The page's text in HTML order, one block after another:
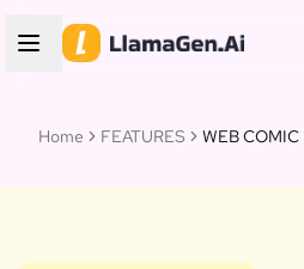
Home FEATURES WEB COMIC